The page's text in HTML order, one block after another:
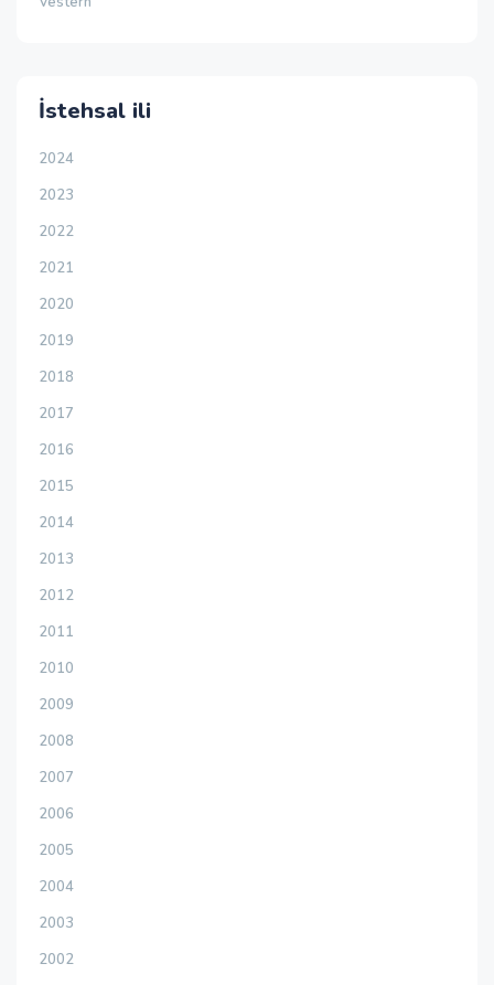
İstehsal ili
2024
2023
2022
2021
2020
2019
2018
2017
2016
2015
2014
2013
2012
2011
2010
2009
2008
2007
2006
2005
2004
2003
2002